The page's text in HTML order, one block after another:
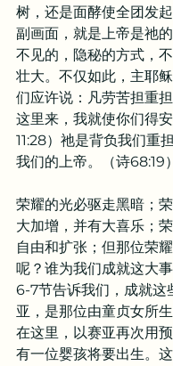
树，还是面酵使全团发
副画面，就是上帝是祂
不见的，隐秘的方式，
壮大。不仅如此，主耶
们应许说：凡劳苦担重
这里来，我就使你们得
11:28）祂是背负我们重
我们的上帝。（诗68:19）
荣耀的光必驱走黑暗；
大加增，并有大喜乐；
自由和扩张；但那位荣
呢？谁为我们成就这大
6-7节告诉我们，成就这
亚，是那位由童贞女所生
在这里，以赛亚再次用
有一位婴孩将要出生。